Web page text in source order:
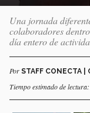
Una jornada
colaboradores
día entero de
Por STAFF CONECTA |
Tiempo estimado de